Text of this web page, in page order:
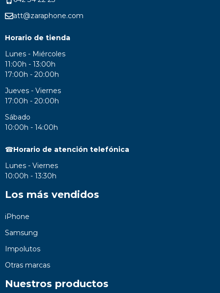
att@zaraphone.com
Horario de tienda
Lunes - Miércoles
11:00h - 13:00h
17:00h - 20:00h
Jueves - Viernes
17:00h - 20:00h
Sábado
10:00h - 14:00h
☎Horario de atención telefónica
Lunes - Viernes
10:00h - 13:30h
Los más vendidos
iPhone
Samsung
Impolutos
Otras marcas
Nuestros productos